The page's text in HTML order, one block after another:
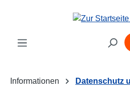
Zum Hauptinhalt springen
Informationen Datenschutz